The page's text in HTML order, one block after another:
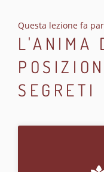
Questa lezione fa
L'ANIMA
SEGRETI